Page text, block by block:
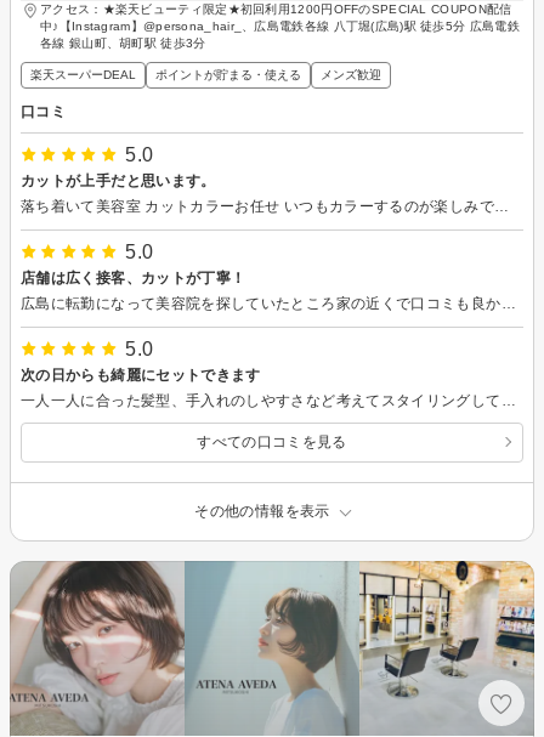
アクセス：★楽天ビューティ限定★初回利用1200円OFFのSPECIAL COUPON配信
中♪【Instagram】@persona_hair_、広島電鉄各線 八丁堀(広島)駅 徒歩5分 広島電鉄
各線 銀山町、胡町駅 徒歩3分
楽天スーパーDEAL ポイントが貯まる・使える メンズ歓迎
口コミ
5.0
カットが上手だと思います。
落ち着いて美容室 カットカラーお任せ いつもカラーするのが楽しみです。 70代 女性
5.0
店舗は広く接客、カットが丁寧！
5.0
次の日からも綺麗にセットできます
すべての口コミを見る
その他の情報を表示